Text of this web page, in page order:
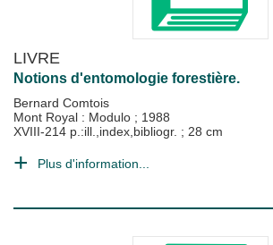
LIVRE
Notions d'entomologie forestière.
Bernard Comtois
Mont Royal : Modulo ; 1988
XVIII-214 p.:ill.,index,bibliogr. ; 28 cm
Plus d'information...